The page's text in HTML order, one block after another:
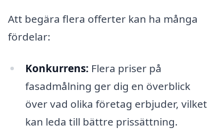
Att begära flera offerter kan ha många
fördelar:
Konkurrens: Flera priser på
fasadmålning ger dig en överblick
över vad olika företag erbjuder, vilket
kan leda till bättre prissättning.